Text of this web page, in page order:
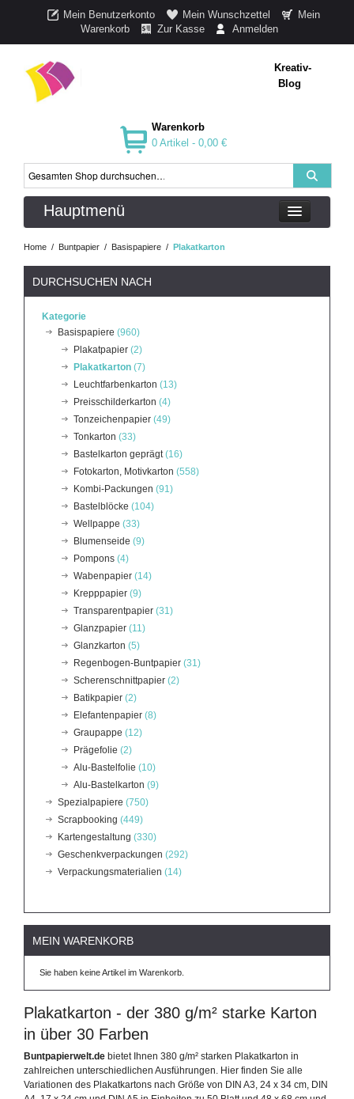
Mein Benutzerkonto Mein Wunschzettel
Mein
Warenkorb
Zur Kasse Anmelden
Kreativ-
Blog
Warenkorb
0 Artikel - 0,00 €
Hauptmenü
Home / Buntpapier / Basispapiere / Plakatkarton
DURCHSUCHEN NACH
Kategorie
Basispapiere (960)
Plakatpapier (2)
Plakatkarton (7)
Leuchtfarbenkarton (13)
Preisschilderkarton (4)
Tonzeichenpapier (49)
Tonkarton (33)
Bastelkarton geprägt(16)
Fotokarton, Motivkarton (558)
Kombi-Packungen (91)
Bastelblöcke (104)
Wellpappe (33)
Blumenseide (9)
Pompons (4)
Wabenpapier (14)
Krepppapier (9)
Transparentpapier (31)
Glanzpapier (11)
Glanzkarton (5)
Regenbogen-Buntpapier (31)
Scherenschnittpapier (2)
Batikpapier (2)
Elefantenpapier (8)
Graupappe (12)
Prägefolie (2)
Alu-Bastelfolie (10)
Alu-Bastelkarton (9)
Spezialpapiere (750)
Scrapbooking (449)
Kartengestaltung (330)
Geschenkverpackungen (292)
Verpackungsmaterialien (14)
MEIN WARENKORB
Sie haben keine Artikel im Warenkorb.
Plakatkarton - der 380 g/m² starke Karton
in über 30 Farben
Buntpapierwelt.de bietet Ihnen 380 g/m² starken Plakatkarton in
zahlreichen unterschiedlichen Ausführungen. Hier finden Sie alle
Variationen des Plakatkartons nach Größe von DIN A3, 24 x 34 cm, DIN